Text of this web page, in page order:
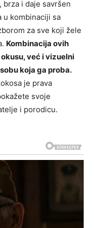
i daje savršen
u kombinaciji sa
za sve koji žele
Kombinacija ovih
već i vizuelni
koja ga proba.
je prava
svoje
i porodicu.